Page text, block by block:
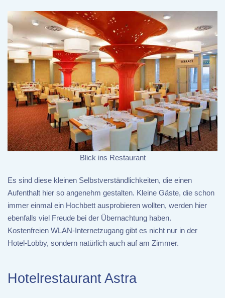
Blick ins Restaurant
Es sind diese kleinen Selbstverständlichkeiten, die einen
Aufenthalt hier so angenehm gestalten. Kleine Gäste, die schon
immer einmal ein Hochbett ausprobieren wollten, werden hier
ebenfalls viel Freude bei der Übernachtung haben.
Kostenfreien WLAN-Internetzugang gibt es nicht nur in der
Hotel-Lobby, sondern natürlich auch auf am Zimmer.
Hotelrestaurant Astra